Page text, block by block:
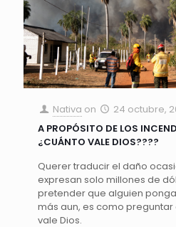
Nativa on
24 octubre,
A PROPÓSITO DE LOS
¿CUÁNTO VALE DIOS????
Querer traducir el daño
expresan solo millones de
pretender que alguien
más aun, es como
vale Dios.